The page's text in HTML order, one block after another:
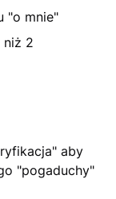
"o mnie"
niż 2
aby
"pogaduchy"